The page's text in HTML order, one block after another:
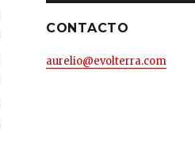
CONTACTO
aurelio@evolterra.com